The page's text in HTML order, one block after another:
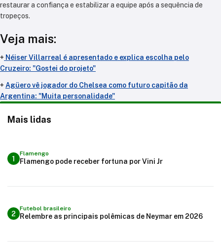
restaurar a confiança e estabilizar a equipe após a sequência de
tropeços.
Veja mais:
+ Néiser Villarreal é apresentado e explica escolha pelo
Cruzeiro: "Gostei do projeto"
+ Agüero vê jogador do Chelsea como futuro capitão da
Argentina: "Muita personalidade"
Mais lidas
1
Flamengo
Flamengo pode receber fortuna por Vini Jr
2
Futebol brasileiro
Relembre as principais polêmicas de Neymar em 2026